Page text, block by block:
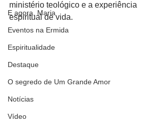
E agora, Maria
Eventos na Ermida
Espiritualidade
Destaque
O segredo de Um Grande Amor
Notícias
Vídeo
ministério teológico e a experiência
espiritual de vida.